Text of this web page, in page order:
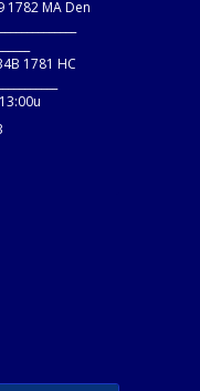
1782 MA Den
1781 HC